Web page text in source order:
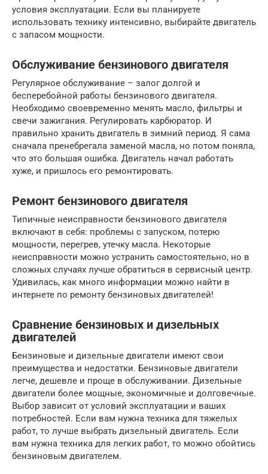
условия эксплуатации. Если вы планируете
использовать технику интенсивно, выбирайте двигатель
с запасом мощности.
Обслуживание бензинового двигателя
Регулярное обслуживание – залог долгой и
бесперебойной работы бензинового двигателя.
Необходимо своевременно менять масло, фильтры и
свечи зажигания. Регулировать карбюратор. И
правильно хранить двигатель в зимний период. Я сама
сначала пренебрегала заменой масла, но потом поняла,
что это большая ошибка. Двигатель начал работать
хуже, и пришлось его ремонтировать.
Ремонт бензинового двигателя
Типичные неисправности бензинового двигателя
включают в себя: проблемы с запуском, потерю
мощности, перегрев, утечку масла. Некоторые
неисправности можно устранить самостоятельно, но в
сложных случаях лучше обратиться в сервисный центр.
Удивилась, как много информации можно найти в
интернете по ремонту бензиновых двигателей!
Сравнение бензиновых и дизельных
двигателей
Бензиновые и дизельные двигатели имеют свои
преимущества и недостатки. Бензиновые двигатели
легче, дешевле и проще в обслуживании. Дизельные
двигатели более мощные, экономичные и долговечные.
Выбор зависит от условий эксплуатации и ваших
потребностей. Если вам нужна техника для тяжелых
работ, то лучше выбрать дизельный двигатель. Если
вам нужна техника для легких работ, то можно обойтись
бензиновым двигателем.